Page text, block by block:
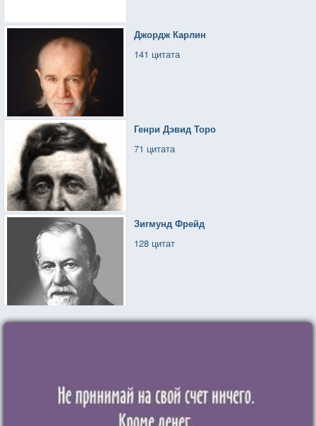
Джордж Карлин
141 цитата
Генри Дэвид Торо
71 цитата
Зигмунд Фрейд
128 цитат